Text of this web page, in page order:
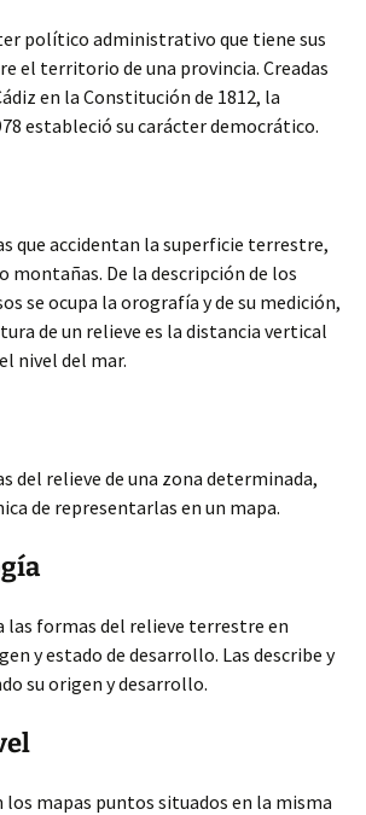
político administrativo que tiene sus
el territorio de una provincia. Creadas
en la Constitución de 1812, la
estableció su carácter democrático.
que accidentan la superficie terrestre,
montañas. De la descripción de los
se ocupa la orografía y de su medición,
de un relieve es la distancia vertical
nivel del mar.
del relieve de una zona determinada,
de representarlas en un mapa.
las formas del relieve terrestre en
y estado de desarrollo. Las describe y
su origen y desarrollo.
los mapas puntos situados en la misma